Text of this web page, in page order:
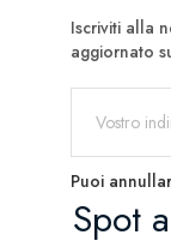
Iscriviti alla
aggiornato
Puoi
Spot